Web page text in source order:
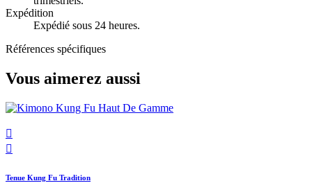
Expédition
Expédié sous 24 heures.
Références spécifiques
Vous aimerez aussi


Tenue Kung Fu Tradition